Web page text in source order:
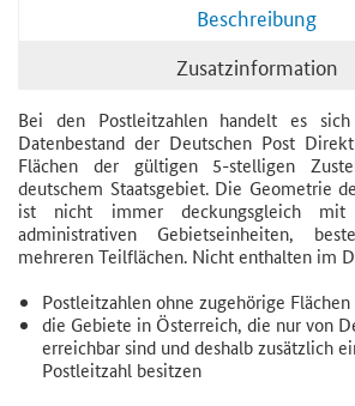
Beschreibung
Zusatzinformation
Bei den Postleitzahlen handelt es
Datenbestand der Deutschen Post
Flächen der gültigen 5-stelligen
deutschem Staatsgebiet. Die Geometrie
ist nicht immer deckungsgleich
administrativen Gebietseinheiten,
mehreren Teilflächen. Nicht enthalten im
Postleitzahlen ohne zugehörige Flächen
die Gebiete in Österreich, die nur von
erreichbar sind und deshalb zusätzlich
Postleitzahl besitzen